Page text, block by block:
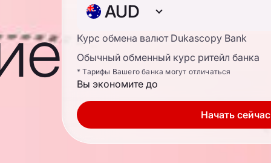
AUD
Курс обмена валют Dukascopy Bank
Обычный обменный курс ритейл банка
* Тарифы Вашего банка могут отличаться
Вы экономите до
Начать сейчас